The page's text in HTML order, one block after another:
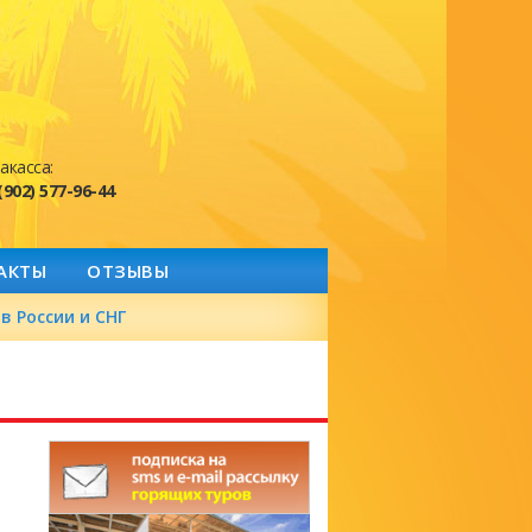
577-96-44
ОТЗЫВЫ
России и СНГ